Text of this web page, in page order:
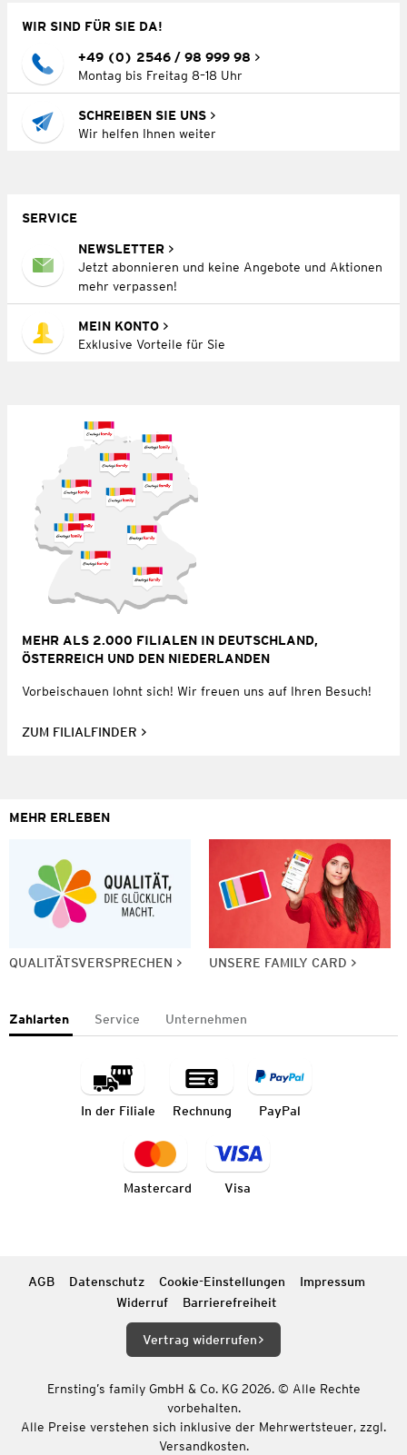
WIR SIND FÜR SIE DA!
+49 (0) 2546 / 98 999 98
Montag bis Freitag 8–18 Uhr
SCHREIBEN SIE UNS
Wir helfen Ihnen weiter
SERVICE
NEWSLETTER
Jetzt abonnieren und keine Angebote und Aktionen
mehr verpassen!
MEIN KONTO
Exklusive Vorteile für Sie
MEHR ALS 2.000 FILIALEN IN DEUTSCHLAND,
ÖSTERREICH UND DEN NIEDERLANDEN
Vorbeischauen lohnt sich! Wir freuen uns auf Ihren Besuch!
ZUM FILIALFINDER
MEHR ERLEBEN
QUALITÄTSVERSPRECHEN UNSERE FAMILY CARD
Zahlarten Service Unternehmen
In der Filiale Rechnung PayPal
Mastercard Visa
AGB Datenschutz Cookie-Einstellungen
Impressum
Widerruf
Barrierefreiheit
Vertrag widerrufen
Ernsting’s family GmbH & Co. KG 2026. © Alle Rechte
vorbehalten.
Alle Preise verstehen sich inklusive der Mehrwertsteuer, zzgl.
Versandkosten.